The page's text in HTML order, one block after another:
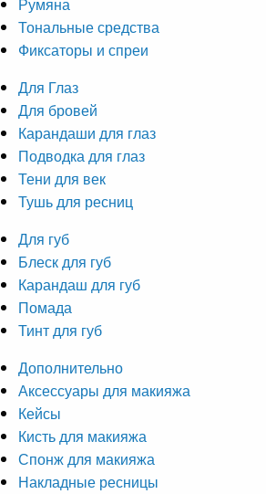
Румяна
Тональные средства
Фиксаторы и спреи
Для Глаз
Для бровей
Карандаши для глаз
Подводка для глаз
Тени для век
Тушь для ресниц
Для губ
Блеск для губ
Карандаш для губ
Помада
Тинт для губ
Дополнительно
Аксессуары для макияжа
Кейсы
Кисть для макияжа
Спонж для макияжа
Накладные ресницы